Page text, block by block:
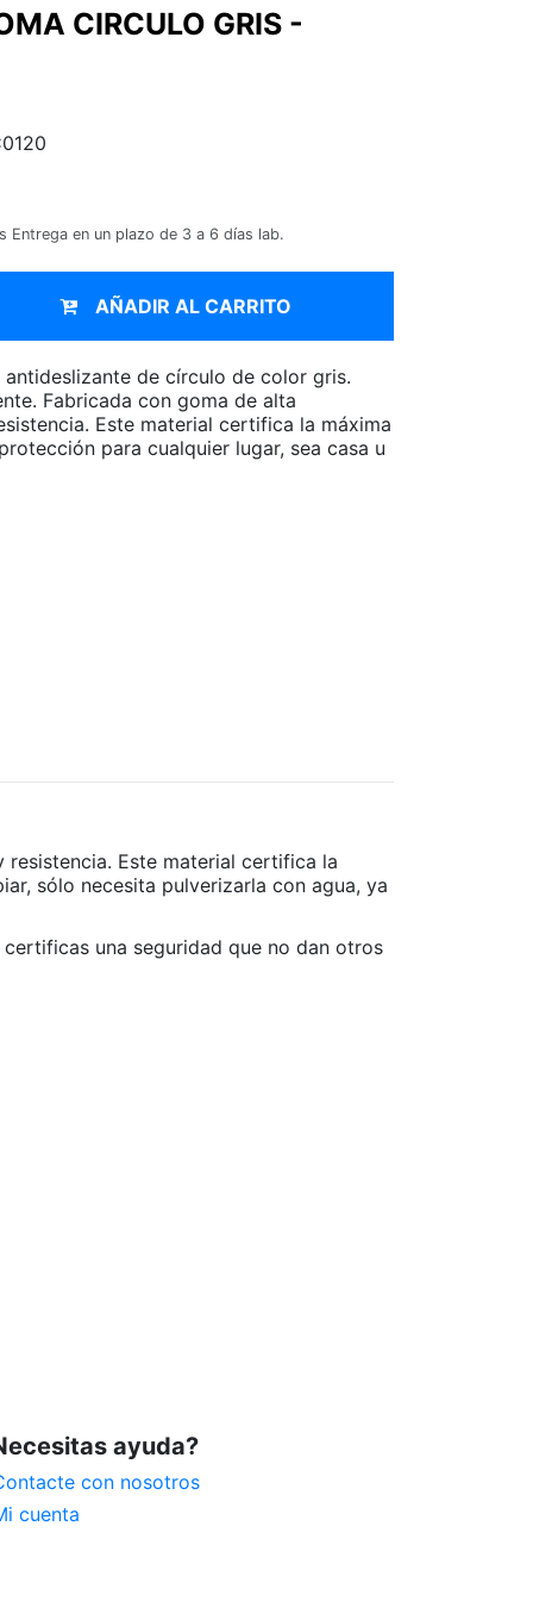
CIRCULO GRIS -
Entrega en un plazo de 3 a 6 días lab.
AÑADIR AL CARRITO
antideslizante de círculo de color gris.
Fabricada con goma de alta
Este material certifica la máxima
para cualquier lugar, sea casa u
Este material certifica la
sólo necesita pulverizarla con agua, ya
una seguridad que no dan otros
ayuda?
con nosotros
cuenta